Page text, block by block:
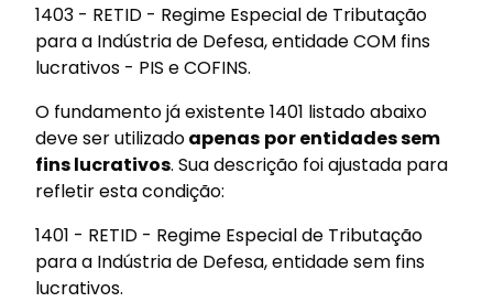
1403 - RETID - Regime Especial de Tributação
para a Indústria de Defesa, entidade COM fins
lucrativos - PIS e COFINS.
O fundamento já existente 1401 listado abaixo
deve ser utilizadoapenas por entidades sem
fins lucrativos. Sua descrição foi ajustada para
refletir esta condição:
1401 - RETID - Regime Especial de Tributação
para a Indústria de Defesa, entidade sem fins
lucrativos.